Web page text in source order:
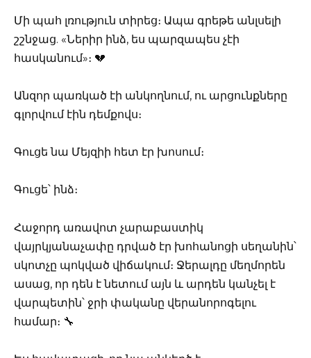
Մի պահ լռություն տիրեց։ Ապա գրեթե անլսելի
շշնջաց. «Ներիր ինձ, ես պարզապես չէի
հասկանում»։ 💔
Անզոր պառկած էի անկողնում, ու արցունքները
գլորվում էին դեմքովս։
Գուցե նա Մեյզիի հետ էր խոսում։
Գուցե՝ ինձ։
Հաջորդ առավոտ չարաբաստիկ
վայրկյանաչափը դրված էր խոհանոցի սեղանին՝
սկոտչը պոկված վիճակում։ Ջերալդը մեղմորեն
ասաց, որ դեն է նետում այն և արդեն կանչել է
վարպետին՝ ջրի փականը վերանորոգելու
համար։ 🔧